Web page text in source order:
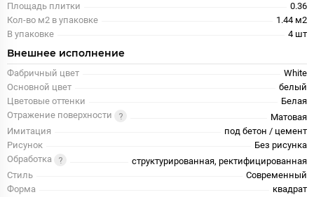
Площадь плитки
0.36
Кол-во м2 в упаковке
1.44 м2
В упаковке
4 шт
Внешнее исполнение
Фабричный цвет
White
Основной цвет
белый
Цветовые оттенки
Белая
Отражение поверхности
Матовая
Имитация
под бетон / цемент
Рисунок
Без рисунка
Обработка
структурированная, ректифицированная
Стиль
Современный
Форма
квадрат